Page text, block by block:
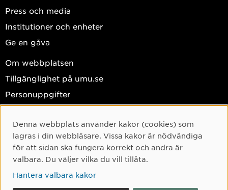
Press och media
Institutioner och enheter
Ge en gåva
Om webbplatsen
Tillgänglighet på umu.se
Personuppgifter
Facebook
Instagram
TikTok
Youtube
Cookie-samtycke
Denna webbplats använder kakor (cookies) som
lagras i din webbläsare. Vissa kakor är nödvändiga
för att sidan ska fungera korrekt och andra är
valbara. Du väljer vilka du vill tillåta.
Hantera valbara kakor